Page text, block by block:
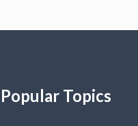
Popular Topics